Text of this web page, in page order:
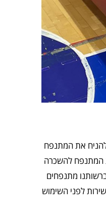
להניח את המתנפח
המתנפח להשכרה
מתנפחים
לפני השימוש